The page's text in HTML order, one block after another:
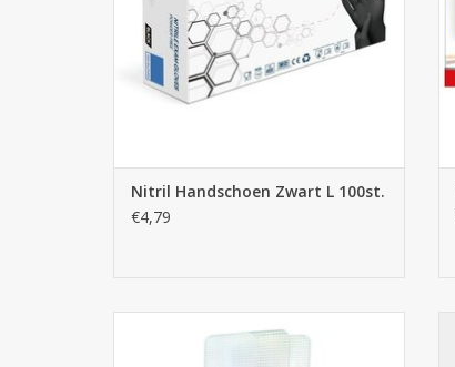
Nitril Handschoen Zwart L 100st.
€4,79